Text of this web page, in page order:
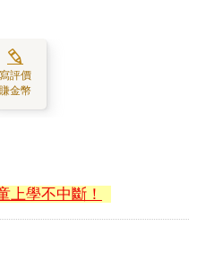
寫評價
賺金幣
上學不中斷！